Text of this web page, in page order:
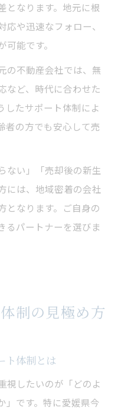
となります。地元に根
や迅速なフォロー、
能です。
の不動産会社では、無
など、時代に合わせた
したサポート体制によ
者の方でも安心して売
ない」「売却後の新生
には、地域密着の会社
となります。ご自身の
るパートナーを選びま
制の見極め方
ト体制とは
視したいのが「どのよ
」です。特に愛媛県今